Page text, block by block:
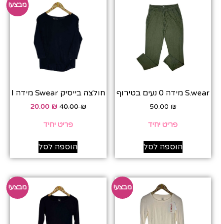
S.wear מידה 0 נעים בטירוף
50.00 ₪
פריט יחיד
הוספה לסל
מבצע!
חולצה בייסיק Swear מידה I
40.00₪
20.00 ₪
פריט יחיד
הוספה לסל
מבצע! מבצע!